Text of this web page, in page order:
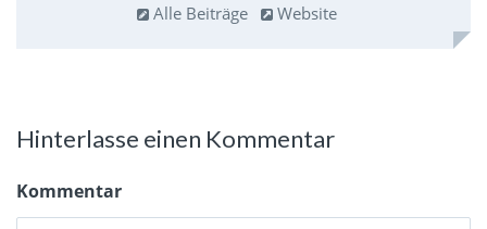
Alle Beiträge
Website
Hinterlasse einen Kommentar
Kommentar